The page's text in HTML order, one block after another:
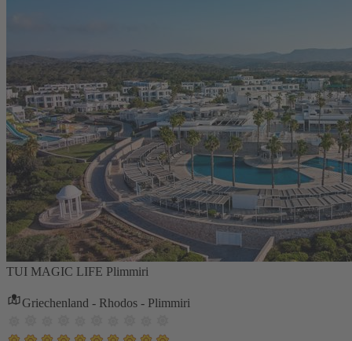
TUI MAGIC LIFE Plimmiri
Griechenland - Rhodos - Plimmiri